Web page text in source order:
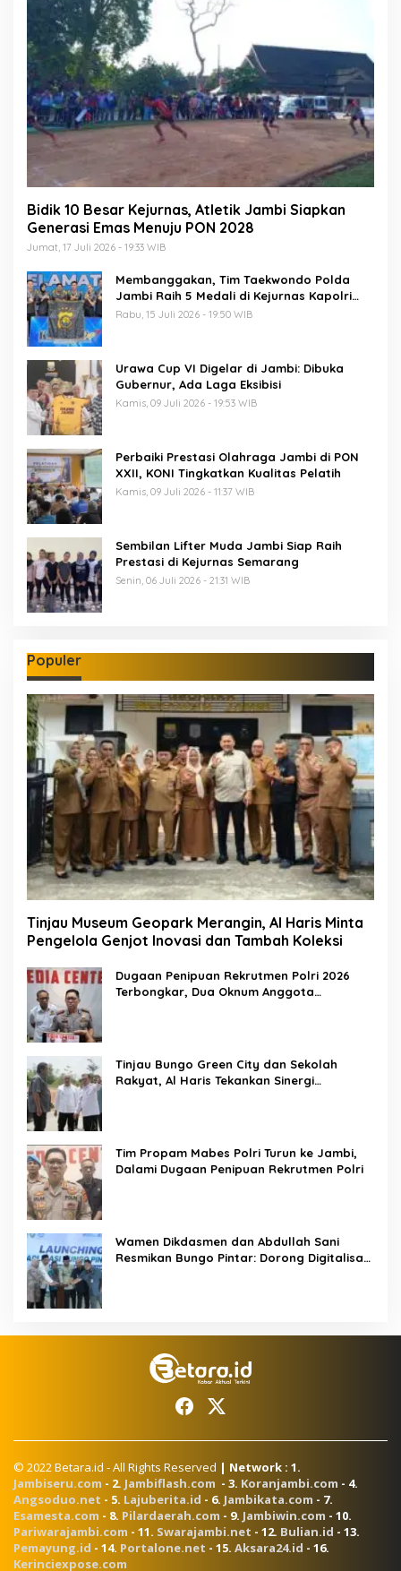
Bidik 10 Besar Kejurnas, Atletik Jambi Siapkan
Generasi Emas Menuju PON 2028
Jumat, 17 Juli 2026 - 19:33 WIB
Membanggakan, Tim Taekwondo Polda
Jambi Raih 5 Medali di Kejurnas Kapolri
Cup 7
Rabu, 15 Juli 2026 - 19:50 WIB
Urawa Cup VI Digelar di Jambi: Dibuka
Gubernur, Ada Laga Eksibisi
Kamis, 09 Juli 2026 - 19:53 WIB
Perbaiki Prestasi Olahraga Jambi di PON
XXII, KONI Tingkatkan Kualitas Pelatih
Kamis, 09 Juli 2026 - 11:37 WIB
Sembilan Lifter Muda Jambi Siap Raih
Prestasi di Kejurnas Semarang
Senin, 06 Juli 2026 - 21:31 WIB
Populer
Tinjau Museum Geopark Merangin, Al Haris Minta
Pengelola Genjot Inovasi dan Tambah Koleksi
Dugaan Penipuan Rekrutmen Polri 2026
Terbongkar, Dua Oknum Anggota
Tinjau Bungo Green City dan Sekolah
Rakyat, Al Haris Tekankan Sinergi
Tim Propam Mabes Polri Turun ke Jambi,
Dalami Dugaan Penipuan Rekrutmen Polri
Wamen Dikdasmen dan Abdullah Sani
Resmikan Bungo Pintar: Dorong Digitalisasi
© 2022 Betara.id - All Rights Reserved | Network : 1.
Jambiseru.com - 2. Jambiflash.com - 3. Koranjambi.com - 4.
Angsoduo.net - 5. Lajuberita.id - 6. Jambikata.com - 7.
Esamesta.com - 8. Pilardaerah.com - 9. Jambiwin.com - 10.
Pariwarajambi.com - 11. Swarajambi.net - 12. Bulian.id - 13.
Pemayung.id - 14. Portalone.net - 15. Aksara24.id - 16.
Kerinciexpose.com